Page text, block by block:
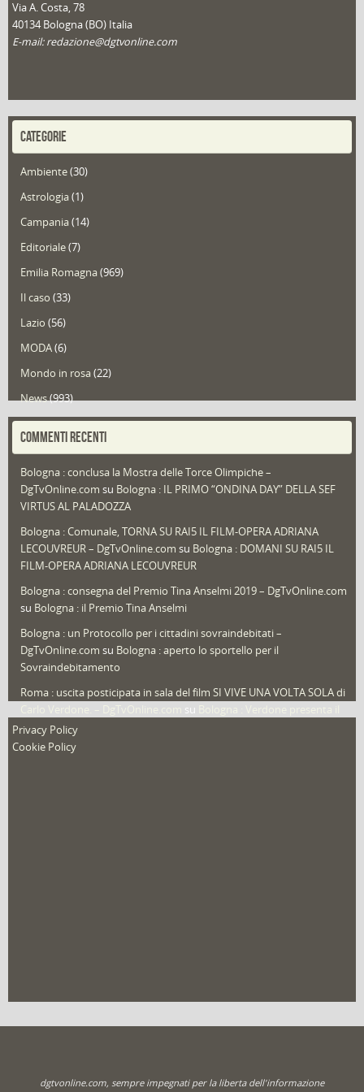
Via A. Costa, 78
40134 Bologna (BO) Italia
E-mail: redazione@dgtvonline.com
CATEGORIE
Ambiente(30)
Astrologia(1)
Campania(14)
Editoriale(7)
Emilia Romagna(969)
Il caso (33)
Lazio (56)
MODA(6)
Mondo in rosa(22)
News(993)
Portfolio(1)
Redazioni(1.050)
Speciali (22)
Sport
That's Bologna Magazine(25)
Video (archivio) (263)
COMMENTI RECENTI
Bologna : conclusa la Mostra delle Torce Olimpiche –
DgTvOnline.com su Bologna : IL PRIMO “ONDINA DAY” DELLA SEF
VIRTUS AL PALADOZZA
Bologna : Comunale, TORNA SU RAI5 IL FILM-OPERA ADRIANA
LECOUVREUR – DgTvOnline.com su Bologna : DOMANI SU RAI5 IL
FILM-OPERA ADRIANA LECOUVREUR
Bologna : consegna del Premio Tina Anselmi 2019 – DgTvOnline.com
su Bologna : il Premio Tina Anselmi
Bologna : un Protocollo per i cittadini sovraindebitati –
DgTvOnline.com su Bologna : aperto lo sportello per il
Sovraindebitamento
Roma : uscita posticipata in sala del film SI VIVE UNA VOLTA SOLA di
su
nuovo film
Privacy Policy
Cookie Policy
dgtvonline.com, sempre impegnati per la liberta dell'informazione